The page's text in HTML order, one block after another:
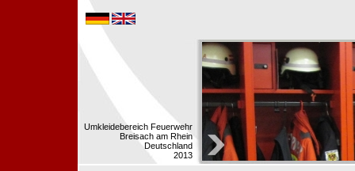
Umkleidebereich Feuerwehr
Breisach am Rhein
Deutschland
2013